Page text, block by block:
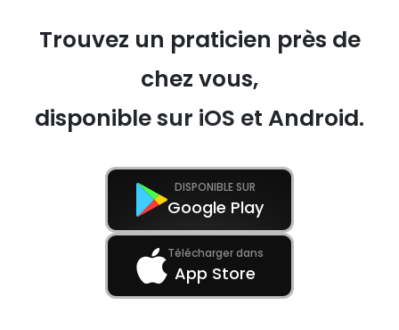
Trouvez un praticien près de
chez vous,
disponible sur iOS et Android.
DISPONIBLE SUR
Google Play
Télécharger dans
App Store